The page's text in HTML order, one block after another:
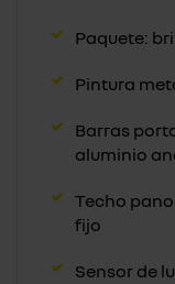
Paquete:
Pintura
Barras
aluminio
Techo
fijo
Sensor de